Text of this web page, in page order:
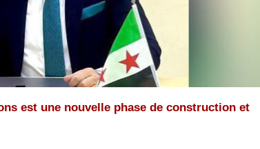
est une nouvelle phase de construction et